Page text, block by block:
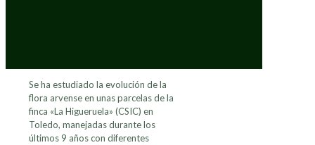
Se ha estudiado la evolución de la
flora arvense en unas parcelas de la
finca «La Higueruela» (CSIC) en
Toledo, manejadas durante los
últimos 9 años con diferentes